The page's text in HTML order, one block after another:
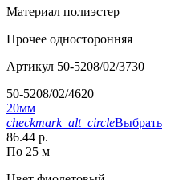
Материал полиэстер
Прочее односторонняя
Артикул 50-5208/02/3730
50-5208/02/4620
20мм
checkmark_alt_circleВыбрать
86.44 р.
По 25 м